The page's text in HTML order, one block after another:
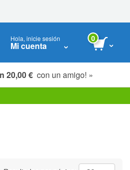
Hola, inicie sesión
Mi cuenta
0
20,00 € con un amigo! »